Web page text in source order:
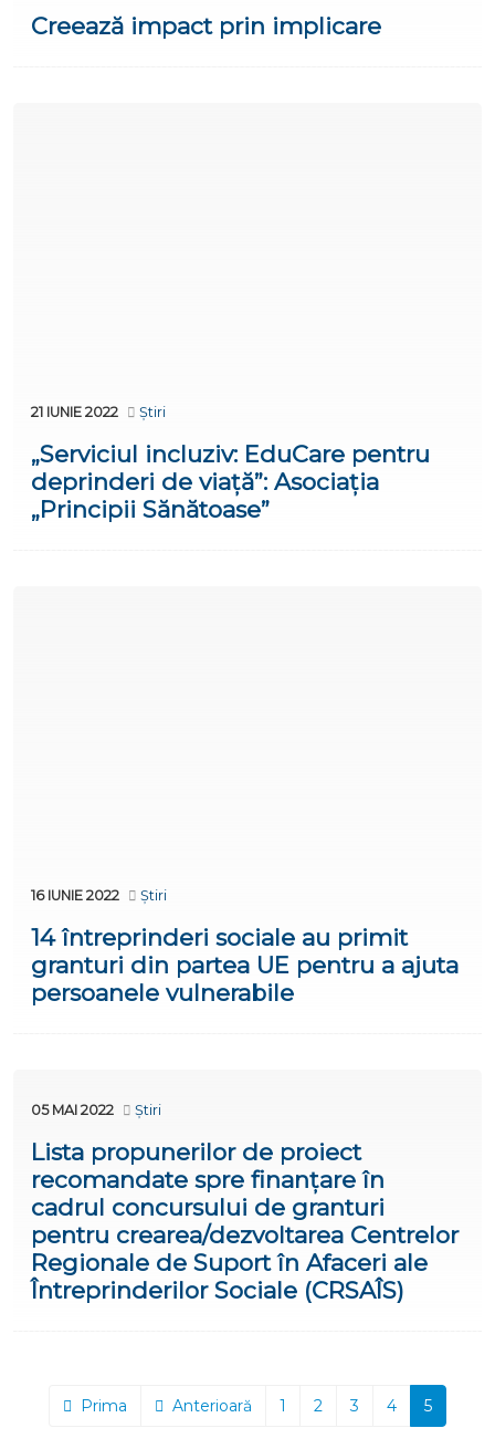
Creează impact prin implicare
21 IUNIE 2022 Știri
„Serviciul incluziv: EduCare pentru
deprinderi de viață”: Asociația
„Principii Sănătoase”
16 IUNIE 2022 Știri
14 întreprinderi sociale au primit
granturi din partea UE pentru a ajuta
persoanele vulnerabile
05 MAI 2022 Știri
Lista propunerilor de proiect
recomandate spre finanțare în
cadrul concursului de granturi
pentru crearea/dezvoltarea Centrelor
Regionale de Suport în Afaceri ale
Întreprinderilor Sociale (CRSAÎS)
Prima Anterioară 1 2 3 4 5